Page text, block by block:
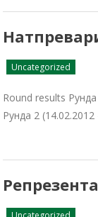
Uncategorized
Round results
Рунда 2 (14.02.2012